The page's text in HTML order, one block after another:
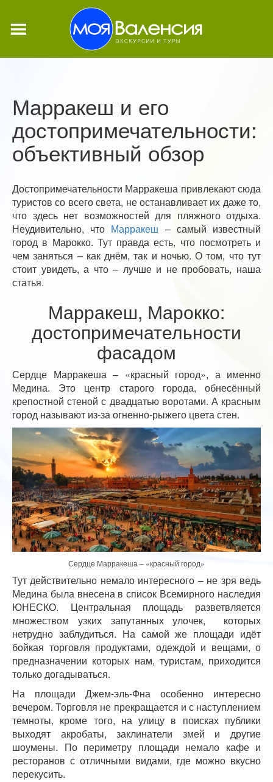
Марракеш и его
достопримечательности:
объективный обзор
Достопримечательности Марракеша привлекают сюда
туристов со всего света, не останавливает их даже то,
что здесь нет возможностей для пляжного отдыха.
Неудивительно, что Марракеш – самый известный
город в Марокко. Тут правда есть, что посмотреть и
чем заняться – как днём, так и ночью. О том, что тут
стоит увидеть, а что – лучше и не пробовать, наша
статья.
Марракеш, Марокко:
достопримечательности
фасадом
Сердце Марракеша – «красный город», а именно
Медина. Это центр старого города, обнесённый
крепостной стеной с двадцатью воротами. А красным
город называют из-за огненно-рыжего цвета стен.
Сердце Марракеша – «красный город»
Тут действительно немало интересного – не зря ведь
Медина была внесена в список Всемирного наследия
ЮНЕСКО. Центральная площадь разветвляется
множеством узких запутанных улочек, которых
нетрудно заблудиться. На самой же площади идёт
бойкая торговля продуктами, одеждой и вещами, о
предназначении которых нам, туристам, приходится
только догадываться.
На площади Джем-эль-Фна особенно интересно
вечером. Торговля не прекращается и с наступлением
темноты, кроме того, на улицу в поисках публики
выходят акробаты, заклинатели змей и другие
шоумены. По периметру площади немало кафе и
ресторанов с отличными видами, где можно вкусно
перекусить.